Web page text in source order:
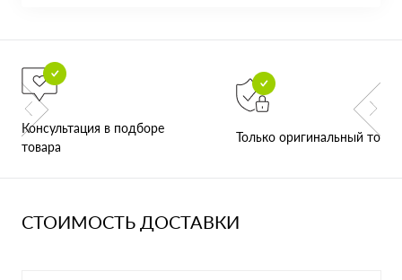
Консультация в подборе
товара
Только оригинальный товар
СТОИМОСТЬ ДОСТАВКИ